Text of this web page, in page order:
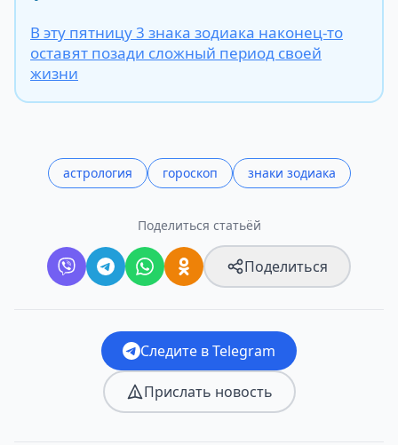
В эту пятницу 3 знака зодиака наконец-то
оставят позади сложный период своей
жизни
астрология гороскоп знаки зодиака
Поделиться статьёй
Поделиться
Следите в Telegram
Прислать новость